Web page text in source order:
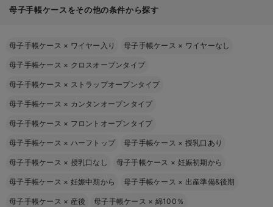
母子手帳ケースをその他の条件から探す
母子手帳ケース × ワイヤー入り 母子手帳ケース × ワイヤーなし
母子手帳ケース × クロスオープンタイプ
母子手帳ケース × ストラップオープンタイプ
母子手帳ケース × カンタンオープンタイプ
母子手帳ケース × フロントオープンタイプ
母子手帳ケース × ハーフトップ 母子手帳ケース × 授乳口あり
母子手帳ケース × 授乳口なし 母子手帳ケース × 妊娠初期から
母子手帳ケース × 妊娠中期から 母子手帳ケース × 出産準備&後期
母子手帳ケース × 産後 母子手帳ケース × 綿100％